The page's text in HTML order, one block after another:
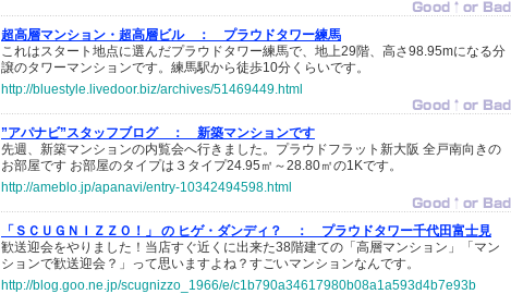
超高層マンション・超高層ビル ：
プラウドタワー練馬
これはスタート地点に選んだプラウドタワー練馬で、地上29階、高さ98.95mになる分
譲のタワーマンションです。練馬駅から徒歩10分くらいです。
http://bluestyle.livedoor.biz/archives/51469449.html
”アパナビ”スタッフブログ ：
新築マンションです
先週、新築マンションの内覧会へ行きました。プラウドフラット新大阪 全戸南向きの
お部屋です お部屋のタイプは３タイプ24.95㎡～28.80㎡の1Kです。
http://ameblo.jp/apanavi/entry-10342494598.html
「ＳＣＵＧＮＩＺＺＯ！」 の ヒゲ・ダンディ？ ：
プラウドタワー千代田富士見
歓送迎会をやりました！当店すぐ近くに出来た38階建ての「高層マンション」「マン
ションで歓送迎会？」って思いますよね？すごいマンションなんです。
http://blog.goo.ne.jp/scugnizzo_1966/e/c1b790a34617980b08a1a593d4b7e93b